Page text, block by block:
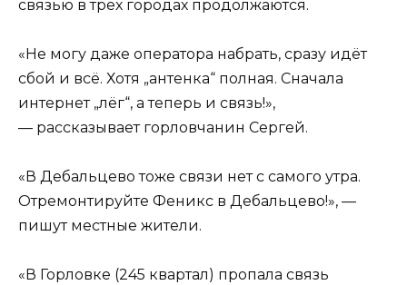
связью в трех городах продолжаются.
«Не могу даже оператора набрать, сразу идёт
сбой и всё. Хотя „антенка“ полная. Сначала
интернет „лёг“, а теперь и связь!»,
— рассказывает горловчанин Сергей.
«В Дебальцево тоже связи нет с самого утра.
Отремонтируйте Феникс в Дебальцево!», —
пишут местные жители.
«В Горловке (245 квартал) пропала связь